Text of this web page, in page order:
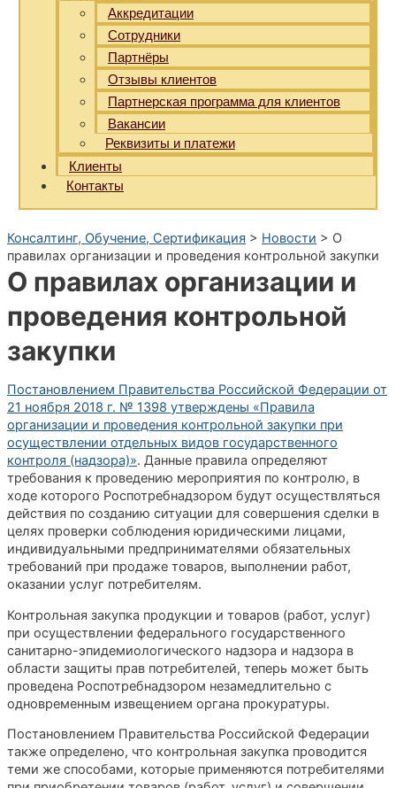
Аккредитации
Сотрудники
Партнёры
Отзывы клиентов
Партнерская программа для клиентов
Вакансии
Реквизиты и платежи
Клиенты
Контакты
Консалтинг, Обучение, Сертификация > Новости > О
правилах организации и проведения контрольной закупки
О правилах организации и
проведения контрольной
закупки
Постановлением Правительства Российской Федерации от
21 ноября 2018 г. № 1398 утверждены «Правила
организации и проведения контрольной закупки при
осуществлении отдельных видов государственного
контроля (надзора)». Данные правила определяют
требования к проведению мероприятия по контролю, в
ходе которого Роспотребнадзором будут осуществляться
действия по созданию ситуации для совершения сделки в
целях проверки соблюдения юридическими лицами,
индивидуальными предпринимателями обязательных
требований при продаже товаров, выполнении работ,
оказании услуг потребителям.
Контрольная закупка продукции и товаров (работ, услуг)
при осуществлении федерального государственного
санитарно-эпидемиологического надзора и надзора в
области защиты прав потребителей, теперь может быть
проведена Роспотребнадзором незамедлительно с
одновременным извещением органа прокуратуры.
Постановлением Правительства Российской Федерации
также определено, что контрольная закупка проводится
теми же способами, которые применяются потребителями